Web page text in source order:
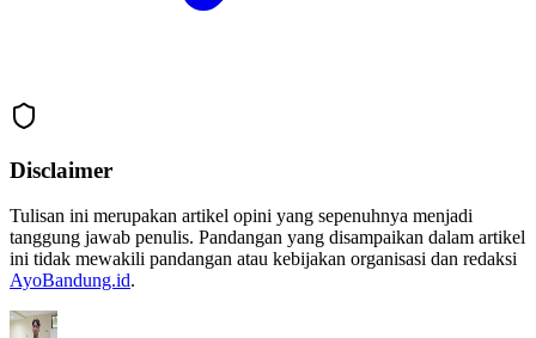
Disclaimer
Tulisan ini merupakan artikel opini yang sepenuhnya menjadi
tanggung jawab penulis. Pandangan yang disampaikan dalam artikel
ini tidak mewakili pandangan atau kebijakan organisasi dan redaksi
AyoBandung.id.